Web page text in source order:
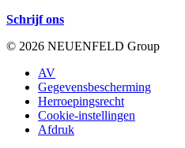
Schrijf ons
© 2026 NEUENFELD Group
AV
Gegevensbescherming
Herroepingsrecht
Cookie-instellingen
Afdruk